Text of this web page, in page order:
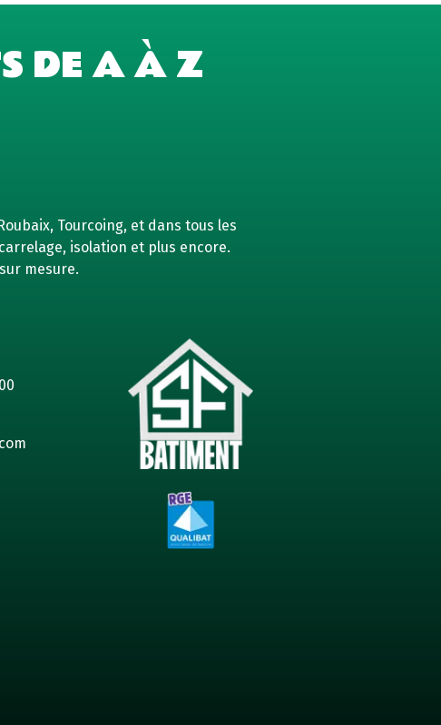
DE A À Z
Tourcoing, et dans tous les
isolation et plus encore.
mesure.